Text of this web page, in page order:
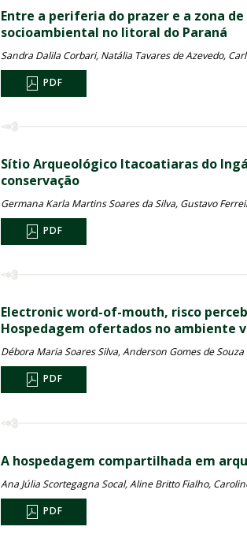
Entre a periferia do prazer e a zona
socioambiental no litoral do Paraná
Sandra Dalila Corbari, Natália Tavares de Azevedo,
PDF
Sítio Arqueológico Itacoatiaras do
conservação
Germana Karla Martins Soares da Silva, Gustavo
PDF
Electronic word-of-mouth, risco
Hospedagem ofertados no ambiente
Débora Maria Soares Silva, Anderson Gomes de Souza
PDF
A hospedagem compartilhada em
Ana Júlia Scortegagna Socal, Aline Britto Fialho,
PDF